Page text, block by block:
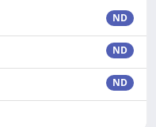
ND
ND
ND